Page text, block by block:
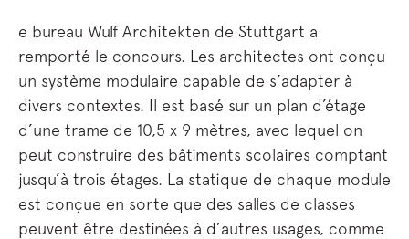
e bureau Wulf Architekten de Stuttgart a
remporté le concours. Les architectes ont conçu
un système modulaire capable de s’adapter à
divers contextes. Il est basé sur un plan d’étage
d’une trame de 10,5 x 9 mètres, avec lequel on
peut construire des bâtiments scolaires comptant
jusqu’à trois étages. La statique de chaque module
est conçue en sorte que des salles de classes
peuvent être destinées à d’autres usages, comme